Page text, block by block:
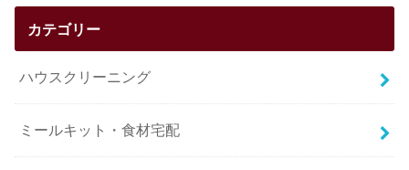
カテゴリー
ハウスクリーニング
ミールキット・食材宅配